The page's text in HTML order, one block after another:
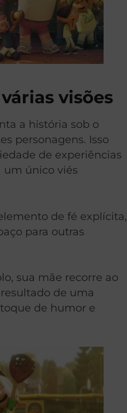
visões
a história sob o
personagens. Isso
de experiências
um único viés
de fé explícita,
para outras
sua mãe recorre ao
de uma
de humor e